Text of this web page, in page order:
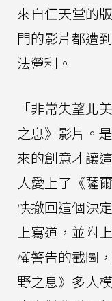
來自任天堂的
門的影片都遭
法營利。
「非常失望北
之息》影片。
來的創意才讓
人愛上了《薩
快撤回這個決
上寫道，並附
權警告的截圖
野之息》多人